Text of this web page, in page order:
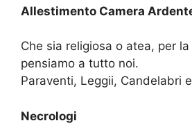
Allestimento Camera
Che sia religiosa o atea, per
pensiamo a tutto noi.
Paraventi, Leggii, Candelabri
Necrologi